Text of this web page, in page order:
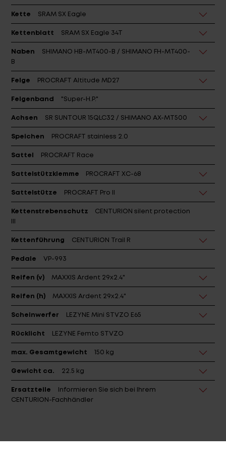
Kette SRAM SX Eagle
Kettenblatt SRAM SX Eagle 34T
Naben
SHIMANO HB-MT400-B / SHIMANO FH-MT400-
B
Felge PROCRAFT Altitude MD27
Felgenband "Super-H.P."
Achsen SR SUNTOUR 15QLC32 / SHIMANO AX-MT500
Speichen PROCRAFT stainless 2.0
Sattel PROCRAFT Race
Sattelstützklemme PROCRAFT XC-68
Sattelstütze PROCRAFT Pro II
Kettenstrebenschutz
CENTURION silent protection
Kettenführung CENTURION Trail R
Pedale VP-993
Reifen (v) MAXXIS Ardent 29x2.4"
Reifen (h) MAXXIS Ardent 29x2.4"
Scheinwerfer LEZYNE Mini STVZO E65
Rücklicht LEZYNE Femto STVZO
max. Gesamtgewicht 150 kg
Gewicht ca. 22.5 kg
Ersatzteile
Informieren Sie sich bei Ihrem
CENTURION-Fachhändler